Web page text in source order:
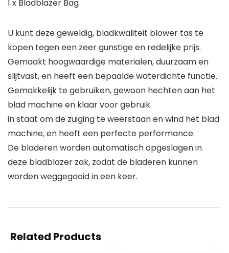
1 x Bladblazer Bag
U kunt deze geweldig, bladkwaliteit blower tas te
kopen tegen een zeer gunstige en redelijke prijs.
Gemaakt hoogwaardige materialen, duurzaam en
slijtvast, en heeft een bepaalde waterdichte functie.
Gemakkelijk te gebruiken, gewoon hechten aan het
blad machine en klaar voor gebruik.
in staat om de zuiging te weerstaan ​​en wind het blad
machine, en heeft een perfecte performance.
De bladeren worden automatisch opgeslagen in
deze bladblazer zak, zodat de bladeren kunnen
worden weggegooid in een keer.
Related Products